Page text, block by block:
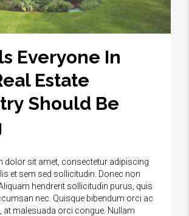
Everyone In
Estate
Should Be
dolor sit amet, consectetur adipiscing
et sem sed sollicitudin. Donec non
hendrerit sollicitudin purus, quis
nec. Quisque bibendum orci ac
at malesuada orci congue. Nullam